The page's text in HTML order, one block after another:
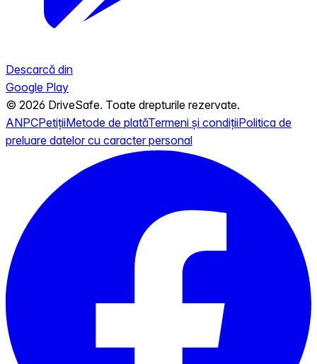
Descarcă din
Google Play
© 2026 DriveSafe. Toate drepturile rezervate.
ANPCPetițiiMetode de platăTermeni și condițiiPolitica de
preluare datelor cu caracter personal